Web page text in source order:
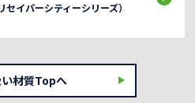
セイパーシティーシリーズ）
材質Topへ